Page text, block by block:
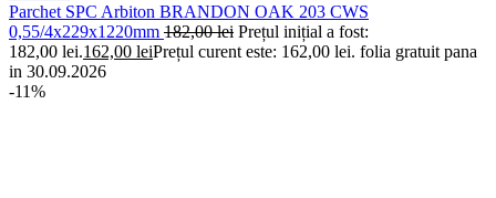
Parchet SPC Arbiton BRANDON OAK 203 CWS
0,55/4x229x1220mm 182,00lei Prețul inițial a fost:
182,00 lei.162,00 leiPrețul curent este: 162,00 lei. folia gratuit pana
in 30.09.2026
-11%